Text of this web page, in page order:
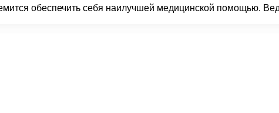
обеспечить себя наилучшей медицинской помощью.